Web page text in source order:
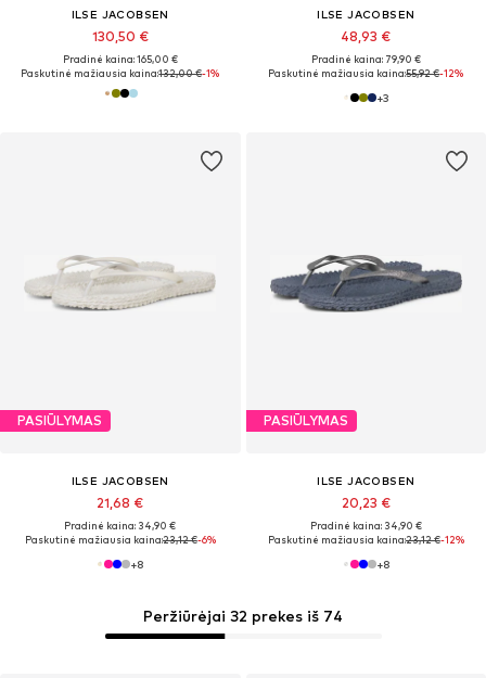
Peržiūrėjai 32 prekes iš 74
ILSE JACOBSEN
130,50 €
Pradinė kaina: 165,00 €
Paskutinė mažiausia kaina:132,00 €-1%
ILSE JACOBSEN
48,93 €
Pradinė kaina: 79,90 €
Paskutinė mažiausia kaina:55,92 €-12%
+3
PASIŪLYMAS
ILSE JACOBSEN
21,68 €
Pradinė kaina: 34,90 €
Paskutinė mažiausia kaina:23,12 €-6%
+8
PASIŪLYMAS
ILSE JACOBSEN
20,23 €
Pradinė kaina: 34,90 €
Paskutinė mažiausia kaina:23,12 €-12%
+8